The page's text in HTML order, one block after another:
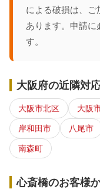
による破損は、
あります。申請に
す。
大阪府の近隣対
大阪市北区 大阪
岸和田市
八尾市
南森町
心斎橋のお客様